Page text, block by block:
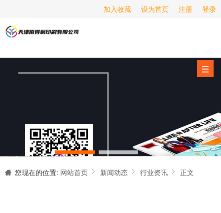
登录
注册
设为首页
加入收藏
☰
海报印刷
服务项目
新闻动态
关于我们
联系我们
您现在的位置: 网站首页 新闻动态 行业资讯 正文